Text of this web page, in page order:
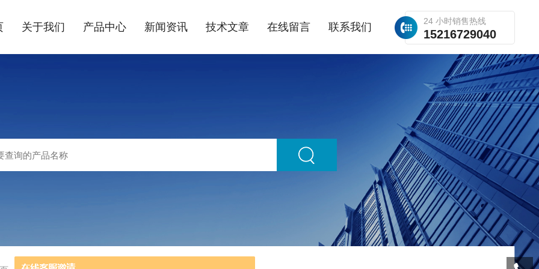
24 小时销售热线
15216729040
关于我们 产品中心 新闻资讯 技术文章 在线留言 联系我们